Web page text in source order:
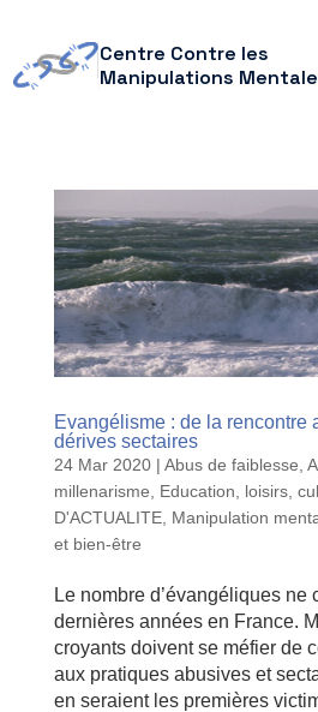
Centre Contre les
Manipulations
Evangélisme : de la rencontre
dérives sectaires
24 Mar 2020| Abus de faiblesse
millenarisme
Education, loisirs,
D'ACTUALITE, Manipulation
et bien-être
Le nombre d’évangéliques ne
dernières années en France.
croyants doivent se méfier de
aux pratiques abusives et
en seraient les premières